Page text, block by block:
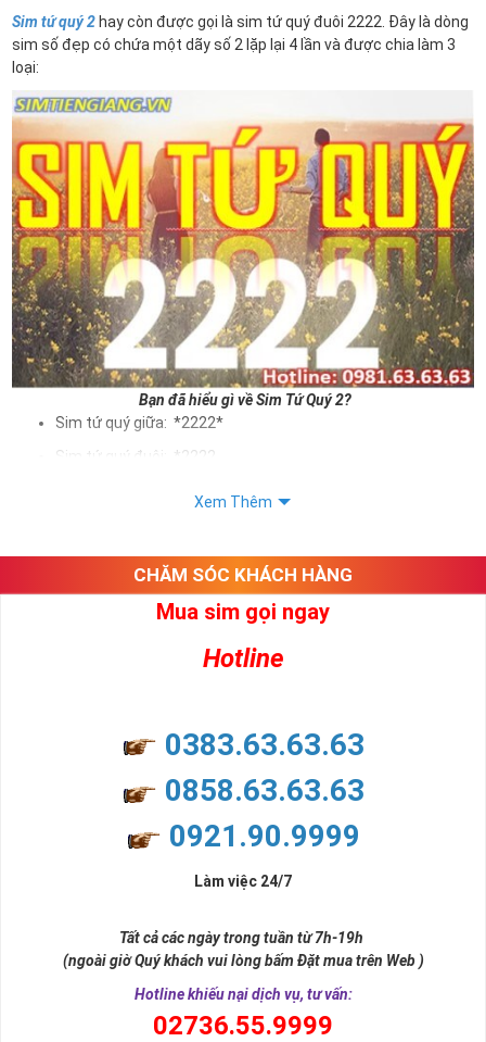
Sim tứ quý 2 hay còn được gọi là sim tứ quý đuôi 2222. Đây là dòng
sim số đẹp có chứa một dãy số 2 lặp lại 4 lần và được chia làm 3
loại:
Bạn đã hiểu gì về Sim Tứ Quý 2?
Sim tứ quý giữa: *2222*
Sim tứ quý đuôi: *2222
như sự sắp xếp của các con số trong sim.
Ý nghĩa sim tứ quý 2
nhiều thành công, thăng tiến hơn.
và tính hai mặt. Số 2 thúc giục chúng ta lựa chọn, dựa vào những
đời, nơi bạn phải đưa ra những quyết định quan trọng.
Xem Thêm
CHĂM SÓC KHÁCH HÀNG
Mua sim gọi ngay
Hotline
0383.63.63.63
0858.63.63.63
0921.90.9999
Làm việc 24/7
Tất cả các ngày trong tuần từ 7h-19h
(ngoài giờ Quý khách vui lòng bấm Đặt mua trên Web )
Hotline khiếu nại dịch vụ, tư vấn:
02736.55.9999